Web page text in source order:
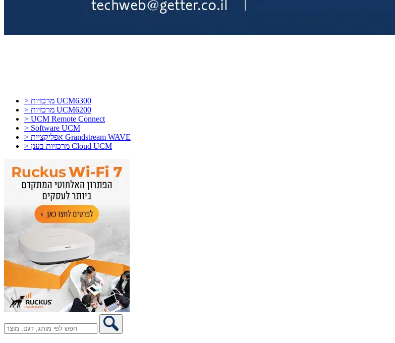
> מרכזיות UCM6300
> מרכזיות UCM6200
> UCM Remote Connect
> Software UCM
> אפליקציית Grandstream WAVE
> מרכזיות בענן Cloud UCM